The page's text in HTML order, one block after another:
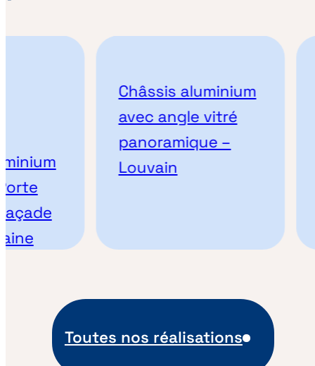
Châssis aluminium
avec angle vitré
panoramique –
Louvain
Toutes nos réalisations